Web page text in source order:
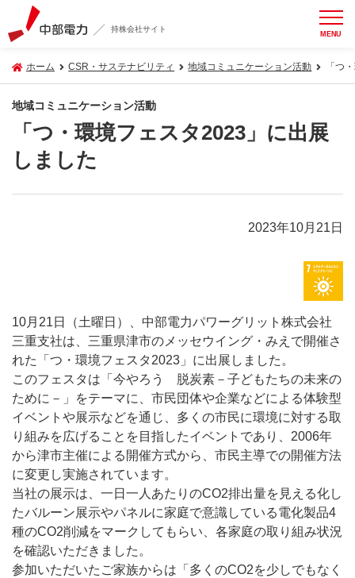
持株会社サイト MENU
ホーム CSR・サステナビリティ 地域コミュニケーション活動 「つ
地域コミュニケーション活動
「つ・環境フェスタ2023」に出展
しました
2023年10月21日
10月21日（土曜日）、中部電力パワーグリット株式会社
三重支社は、三重県津市のメッセウイング・みえで開催さ
れた「つ・環境フェスタ2023」に出展しました。
このフェスタは「今やろう 脱炭素－子どもたちの未来の
ために－」をテーマに、市民団体や企業などによる体験型
イベントや展示などを通じ、多くの市民に環境に対する取
り組みを広げることを目指したイベントであり、2006年
から津市主催による開催方式から、市民主導での開催方法
に変更し実施されています。
当社の展示は、一日一人あたりのCO2排出量を見える化し
たバルーン展示やパネルに家庭で意識している電化製品4
種のCO2削減をマークしてもらい、各家庭の取り組み状況
を確認いただきました。
参加いただいたご家族からは「多くのCO2を少しでもなく